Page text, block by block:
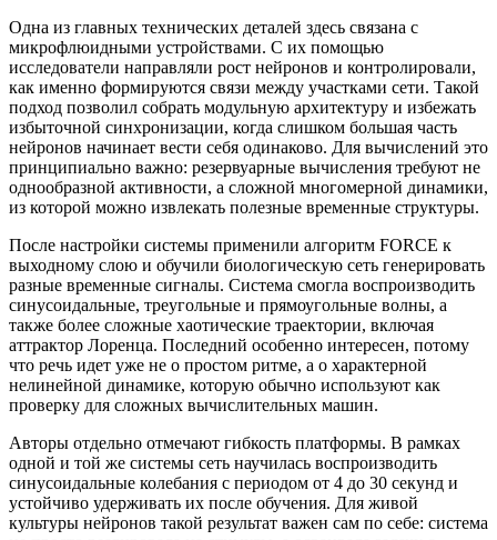
Одна из главных технических деталей здесь связана с
микрофлюидными устройствами. С их помощью
исследователи направляли рост нейронов и контролировали,
как именно формируются связи между участками сети. Такой
подход позволил собрать модульную архитектуру и избежать
избыточной синхронизации, когда слишком большая часть
нейронов начинает вести себя одинаково. Для вычислений это
принципиально важно: резервуарные вычисления требуют не
однообразной активности, а сложной многомерной динамики,
из которой можно извлекать полезные временные структуры.
После настройки системы применили алгоритм FORCE к
выходному слою и обучили биологическую сеть генерировать
разные временные сигналы. Система смогла воспроизводить
синусоидальные, треугольные и прямоугольные волны, а
также более сложные хаотические траектории, включая
аттрактор Лоренца. Последний особенно интересен, потому
что речь идет уже не о простом ритме, а о характерной
нелинейной динамике, которую обычно используют как
проверку для сложных вычислительных машин.
Авторы отдельно отмечают гибкость платформы. В рамках
одной и той же системы сеть научилась воспроизводить
синусоидальные колебания с периодом от 4 до 30 секунд и
устойчиво удерживать их после обучения. Для живой
культуры нейронов такой результат важен сам по себе: система